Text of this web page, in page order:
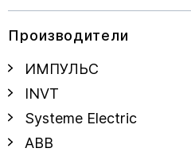
Производители
ИМПУЛЬС
INVT
Systeme Electric
ABB